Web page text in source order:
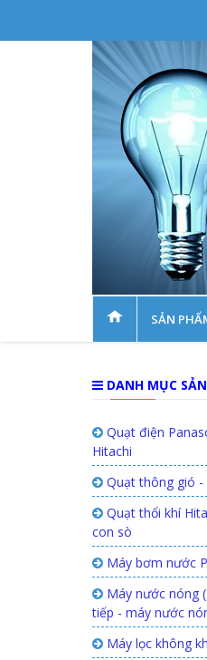
SẢN
DANH MỤC
Quạt điện
Hitachi
Quạt thông gió
Quạt thổi khí
con sò
Máy bơm nước
Máy nước nóng
tiếp - máy nước
Máy lọc không